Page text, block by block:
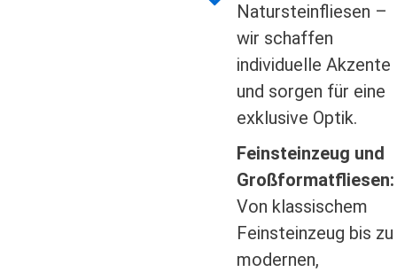
Natursteinfliesen –
wir schaffen
individuelle Akzente
und sorgen für eine
exklusive Optik.
Feinsteinzeug und
Großformatfliesen:
Von klassischem
Feinsteinzeug bis zu
modernen,